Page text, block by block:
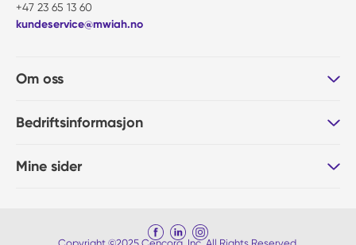
+47 23 65 13 60
kundeservice@mwiah.no
Om oss
Bedriftsinformasjon
Mine sider